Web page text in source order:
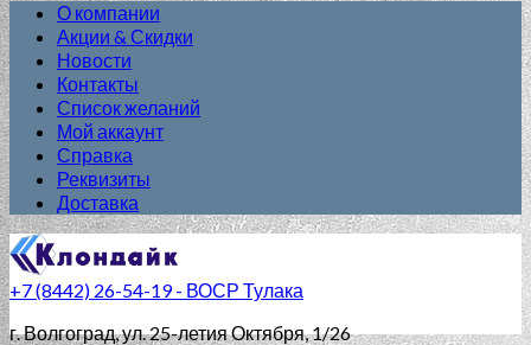
О компании
Акции & Скидки
Новости
Контакты
Список желаний
Мой аккаунт
Справка
Реквизиты
Доставка
+7 (8442) 26-54-19 - ВОСР Тулака
г. Волгоград, ул. 25-летия Октября, 1/26